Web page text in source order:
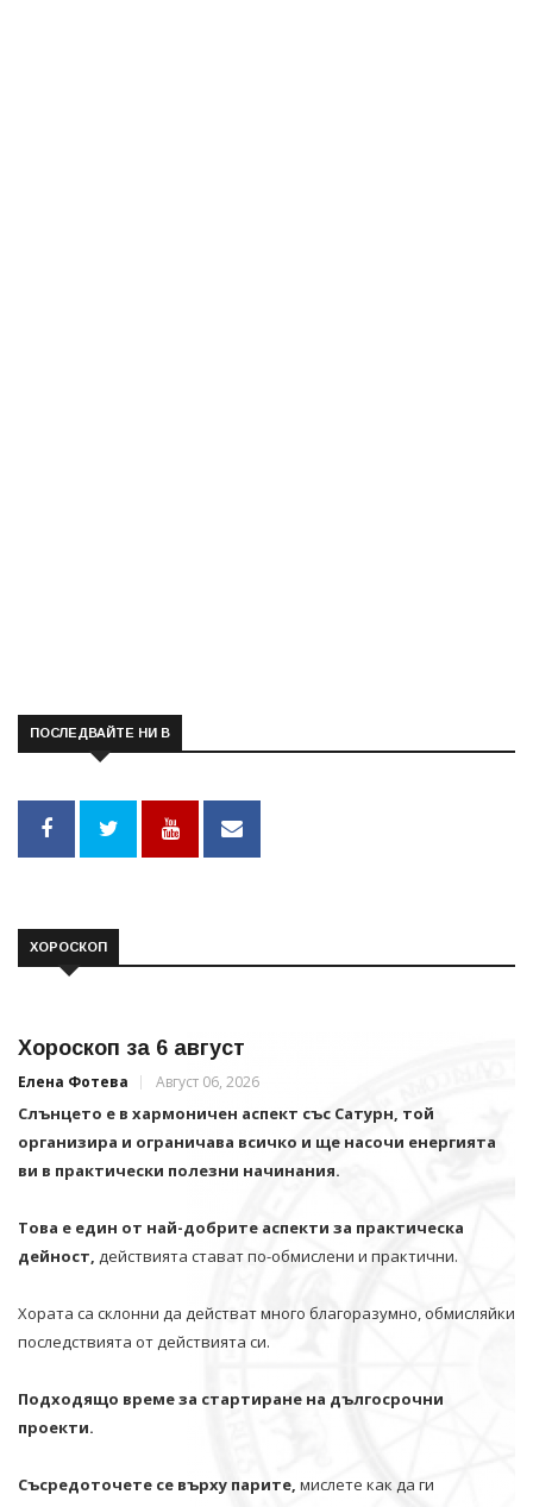
ПОСЛЕДВАЙТЕ НИ В
ХОРОСКОП
Хороскоп за 6 август
Елена Фотева Август 06, 2026
Слънцето е в хармоничен аспект със Сатурн, той
организира и ограничава всичко и щe насочи енергията
ви в практически полезни начинания.
Това е един от най-добрите аспекти за практическа
дейност, действията стават по-обмислени и практични.
Хората са склонни да действат много благоразумно, обмисляйки
последствията от действията си.
Подходящо време за стартиране на дългосрочни
проекти.
Съсредоточете се върху парите, мислете как да ги